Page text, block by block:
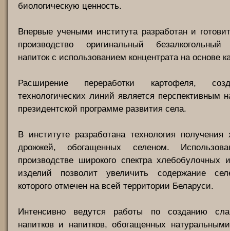
биологическую ценность.
Впервые учеными института разработан и
производство оригинальный безалкогольный
напиток с использованием концентрата на основе
Расширение переработки картофеля,
технологических линий является перспективным
президентской программе развития села.
В институте разработана технология получения
дрожжей, обогащенных селеном.
производстве широкого спектра хлебобулочных
изделий позволит увеличить содержание
которого отмечен на всей территории Беларуси.
Интенсивно ведутся работы по созданию
напитков и напитков, обогащенных